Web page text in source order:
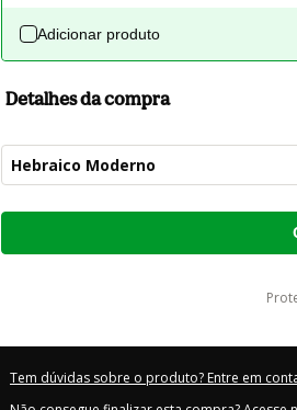
Adicionar produto
Detalhes da compra
Hebraico Moderno
Total
Tem dúvidas sobre o produto? Entre em